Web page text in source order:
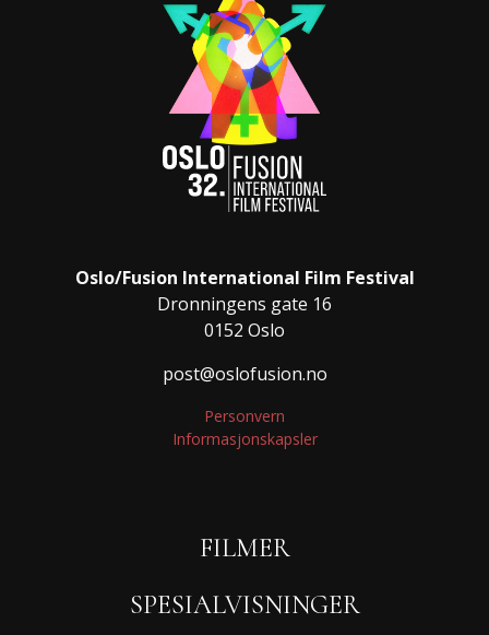
Oslo/Fusion International Film Festival
Dronningens gate 16
0152 Oslo
post@oslofusion.no
Personvern
Informasjonskapsler
FILMER
SPESIALVISNINGER